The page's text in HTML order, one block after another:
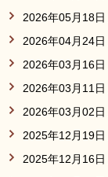
リンク集
RSS
サイトについて
2026年05月18日
2026年04月24日
2026年03月16日
2026年03月11日
2026年03月02日
2025年12月19日
2025年12月16日